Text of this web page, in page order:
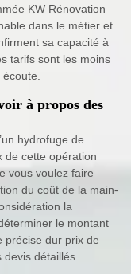
KW Rénovation
dans le métier et
sa capacité à
tarifs sont les moins
à propos des
hydrofuge de
de cette opération
vous voulez faire
du coût de la main-
la
le montant
précise dur prix de
devis détaillés.